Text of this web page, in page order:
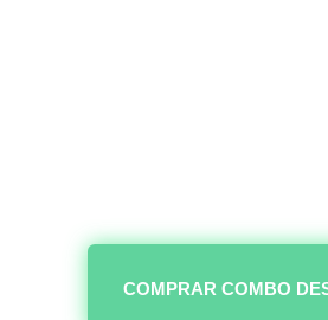
COMPRAR COMBO